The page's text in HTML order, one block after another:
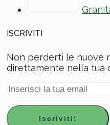
ISCRIVITI
Non perderti le nuove
direttamente nella tua